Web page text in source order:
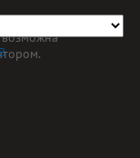
возможна